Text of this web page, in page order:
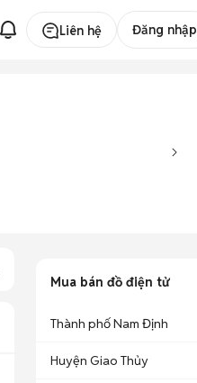
Liên hệ Đăng nhập
Mua bán đồ điện tử
Thành phố Nam Định
Huyện Giao Thủy